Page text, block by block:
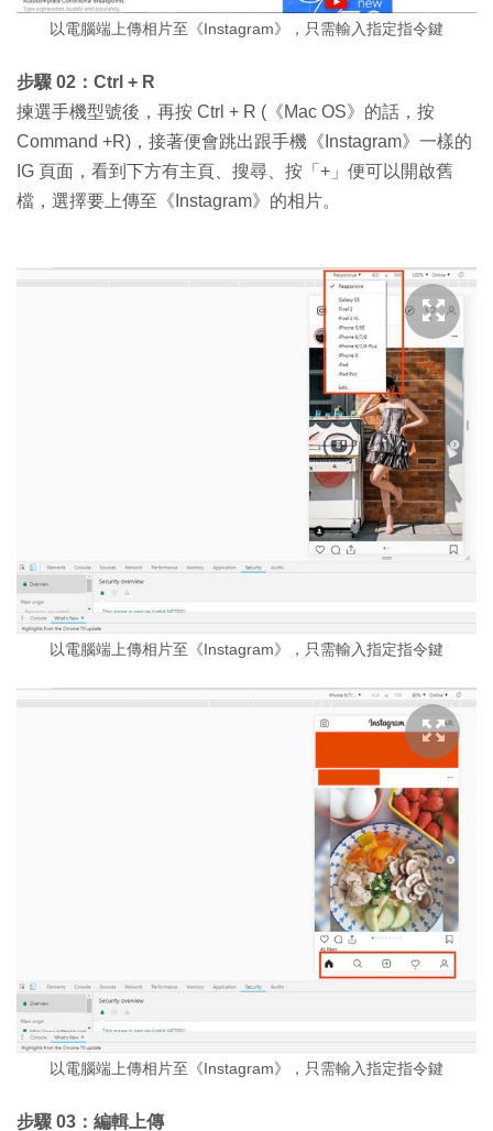
以電腦端上傳相片至《Instagram》，只需輸入指定指令鍵
步驟 02：Ctrl + R
揀選手機型號後，再按 Ctrl + R (《Mac OS》的話，按
Command +R)，接著便會跳出跟手機《Instagram》一樣的
IG 頁面，看到下方有主頁、搜尋、按「+」便可以開啟舊
檔，選擇要上傳至《Instagram》的相片。
以電腦端上傳相片至《Instagram》，只需輸入指定指令鍵
以電腦端上傳相片至《Instagram》，只需輸入指定指令鍵
步驟 03：編輯上傳